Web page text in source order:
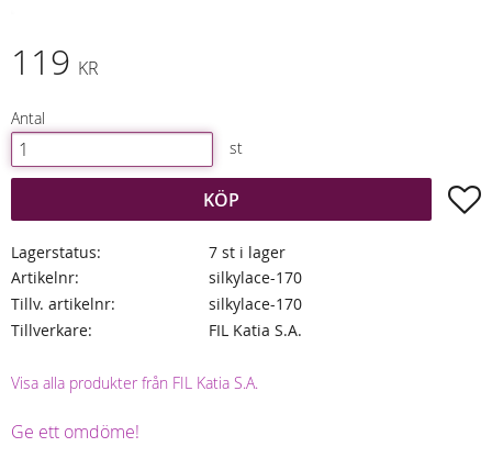
119 KR
Antal
st
KÖP
Lagerstatus
7 st i lager
Artikelnr
silkylace-170
Tillv. artikelnr
silkylace-170
Tillverkare
FIL Katia S.A.
Visa alla produkter från FIL Katia S.A.
Ge ett omdöme!